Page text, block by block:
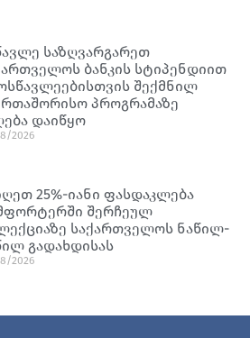
საზღვარგარეთ
ბანკის სტიპენდიით
შექმნილ
პროგრამაზე
დაიწყო
2026
25%-იანი ფასდაკლება
შერჩეულ
საქართველოს ნაწილ-
გადახდისას
2026